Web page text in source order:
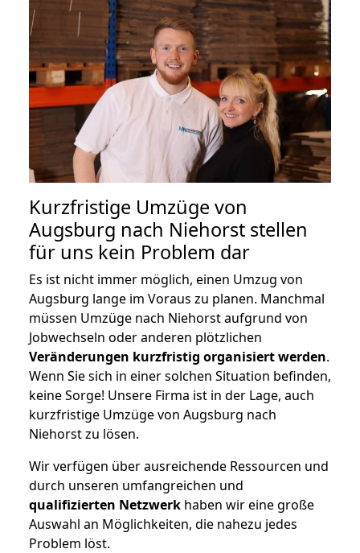
Kurzfristige Umzüge von
Augsburg nach Niehorst stellen
für uns kein Problem dar
Es ist nicht immer möglich, einen Umzug von
Augsburg lange im Voraus zu planen. Manchmal
müssen Umzüge nach Niehorst aufgrund von
Jobwechseln oder anderen plötzlichen
Veränderungen kurzfristig organisiert werden.
Wenn Sie sich in einer solchen Situation befinden,
keine Sorge! Unsere Firma ist in der Lage, auch
kurzfristige Umzüge von Augsburg nach
Niehorst zu lösen.
Wir verfügen über ausreichende Ressourcen und
durch unseren umfangreichen und
qualifizierten Netzwerk haben wir eine große
Auswahl an Möglichkeiten, die nahezu jedes
Problem löst.